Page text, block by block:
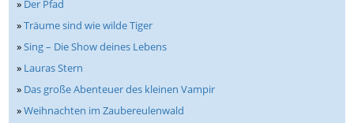
» Der Pfad
»Träume sind wie wilde Tiger
»Sing – Die Show deines Lebens
» Lauras Stern
» Das große Abenteuer des kleinen Vampir
»Weihnachten im Zaubereulenwald